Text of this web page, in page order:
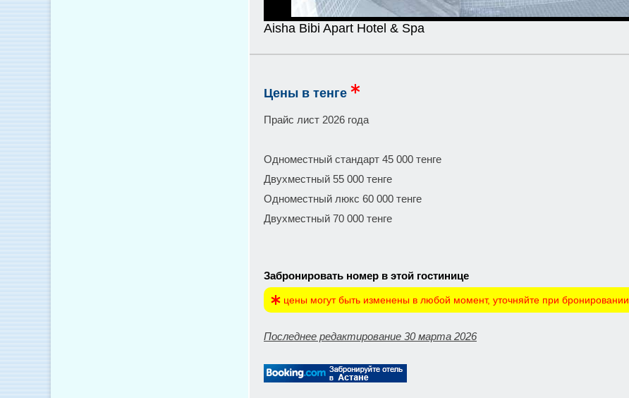
Aisha Bibi Apart Hotel & Spa
Цены в тенге
Прайс лист 2026 года
Одноместный стандарт 45 000 тенге
Двухместный 55 000 тенге
Одноместный люкс 60 000 тенге
Двухместный 70 000 тенге
Забронировать номер в этой гостинице
цены могут быть изменены в любой момент, уточняйте при бронировании
Последнее редактирование 30 марта 2026